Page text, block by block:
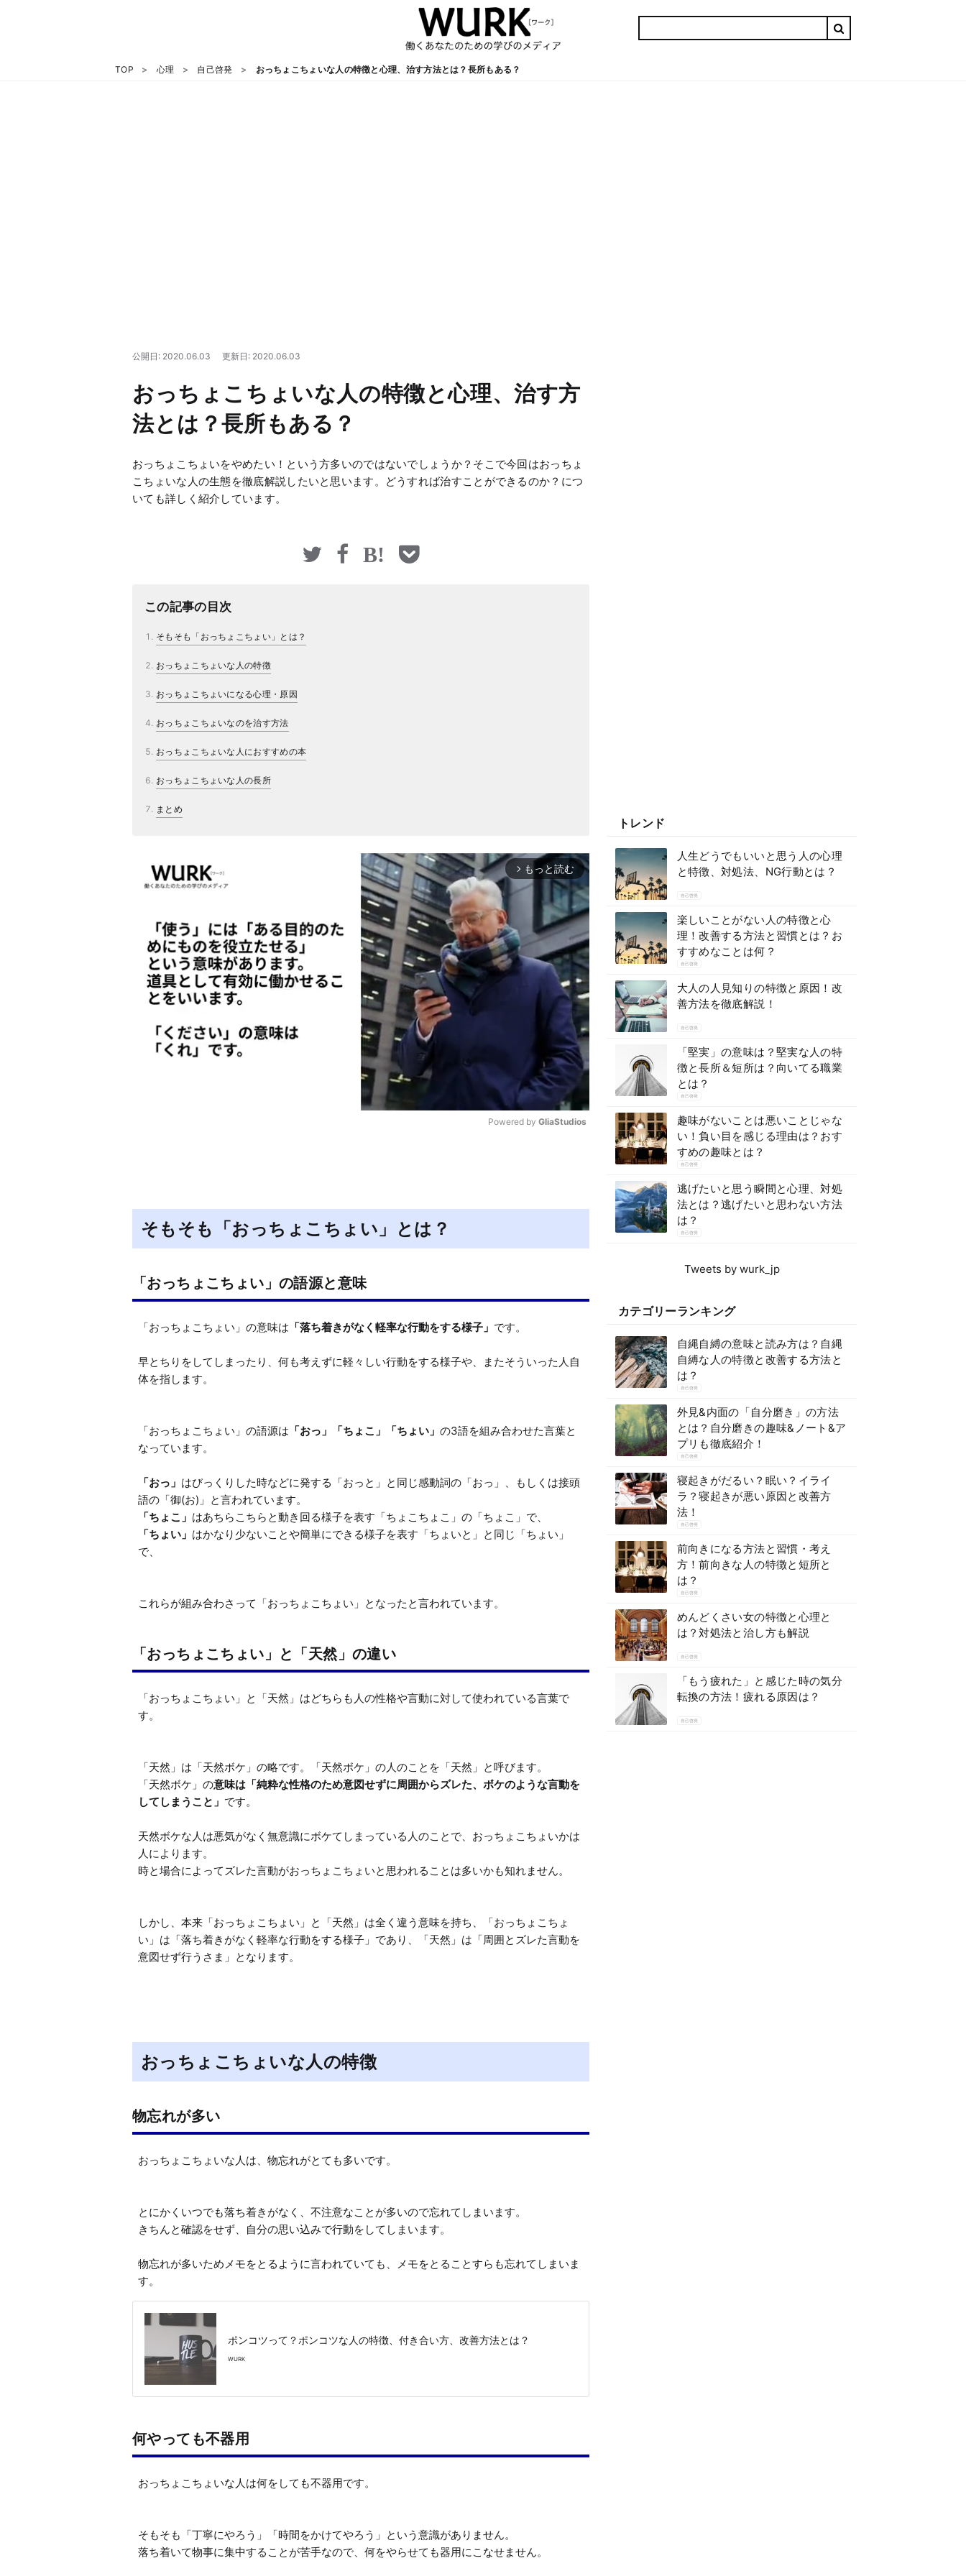
TOP 心理 自己啓発 おっちょこちょいな人の特徴と心理、治す方法とは？長所もある？
公開日: 2020.06.03 更新日: 2020.06.03
おっちょこちょいな人の特徴と心理、治す方
法とは？長所もある？
おっちょこちょいをやめたい！という方多いのではないでしょうか？そこで今回はおっちょ
こちょいな人の生態を徹底解説したいと思います。どうすれば治すことができるのか？につ
いても詳しく紹介しています。
この記事の目次
そもそも「おっちょこちょい」とは？
おっちょこちょいな人の特徴
おっちょこちょいになる心理・原因
おっちょこちょいなのを治す方法
おっちょこちょいな人におすすめの本
おっちょこちょいな人の長所
まとめ
arrow_forward_ios もっと読む
Powered by GliaStudios
そもそも「おっちょこちょい」とは？
「おっちょこちょい」の語源と意味
「おっちょこちょい」の意味は 「落ち着きがなく軽率な行動をする様子」 です。
早とちりをしてしまったり、何も考えずに軽々しい行動をする様子や、またそういった人自
体を指します。
「おっちょこちょい」の語源は 「おっ」「ちょこ」「ちょい」 の3語を組み合わせた言葉と
なっています。
「おっ」 はびっくりした時などに発する「おっと」と同じ感動詞の「おっ」、もしくは接頭
「ちょこ」
「ちょい」 はかなり少ないことや簡単にできる様子を表す「ちょいと」と同じ「ちょい」
で、
「おっちょこちょい」と「天然」の違い
「おっちょこちょい」と「天然」はどちらも人の性格や言動に対して使われている言葉で
す。
「天然」は「天然ボケ」の略です。「天然ボケ」の人のことを「天然」と呼びます。
「天然ボケ」の意味は「純粋な性格のため意図せずに周囲からズレた、ボケのような言動を
してしまうこと」 です。
天然ボケな人は悪気がなく無意識にボケてしまっている人のことで、おっちょこちょいかは
人によります。
時と場合によってズレた言動がおっちょこちょいと思われることは多いかも知れません。
しかし、本来「おっちょこちょい」と「天然」は全く違う意味を持ち、「おっちょこちょ
い」は「落ち着きがなく軽率な行動をする様子」であり、「天然」は「周囲とズレた言動を
意図せず行うさま」となります。
おっちょこちょいな人の特徴
物忘れが多い
おっちょこちょいな人は、物忘れがとても多いです。
とにかくいつでも落ち着きがなく、不注意なことが多いので忘れてしまいます。
きちんと確認をせず、自分の思い込みで行動をしてしまいます。
物忘れが多いためメモをとるように言われていても、メモをとることすらも忘れてしまいま
ポンコツって？ポンコツな人の特徴、付き合い方、改善方法とは？
WURK
何やっても不器用
おっちょこちょいな人は何をしても不器用です。
そもそも「丁寧にやろう」「時間をかけてやろう」という意識がありません。
落ち着いて物事に集中することが苦手なので、何をやらせても器用にこなせません。
トレンド
人生どうでもいいと思う人の心理
と特徴、対処法、NG行動とは？
自己啓発
楽しいことがない人の特徴と心
理！改善する方法と習慣とは？お
すすめなことは何？
自己啓発
大人の人見知りの特徴と原因！改
善方法を徹底解説！
自己啓発
「堅実」の意味は？堅実な人の特
徴と長所＆短所は？向いてる職業
とは？
自己啓発
趣味がないことは悪いことじゃな
い！負い目を感じる理由は？おす
すめの趣味とは？
自己啓発
逃げたいと思う瞬間と心理、対処
法とは？逃げたいと思わない方法
は？
自己啓発
Tweets by wurk_jp
カテゴリーランキング
自縄自縛の意味と読み方は？自縄
自縛な人の特徴と改善する方法と
は？
自己啓発
外見&内面の「自分磨き」の方法
とは？自分磨きの趣味&ノート&ア
プリも徹底紹介！
自己啓発
寝起きがだるい？眠い？イライ
ラ？寝起きが悪い原因と改善方
法！
自己啓発
前向きになる方法と習慣・考え
方！前向きな人の特徴と短所と
は？
自己啓発
めんどくさい女の特徴と心理と
は？対処法と治し方も解説
自己啓発
「もう疲れた」と感じた時の気分
転換の方法！疲れる原因は？
自己啓発